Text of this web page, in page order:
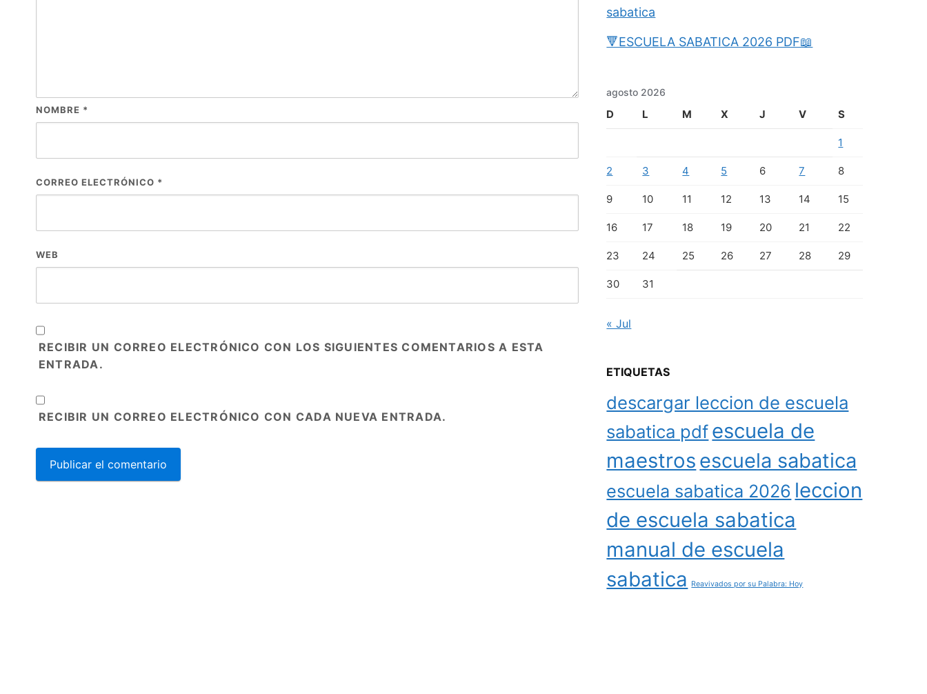
NOMBRE *
CORREO ELECTRÓNICO *
WEB
RECIBIR UN CORREO ELECTRÓNICO CON LOS SIGUIENTES COMENTARIOS A ESTA
ENTRADA.
RECIBIR UN CORREO ELECTRÓNICO CON CADA NUEVA ENTRADA.
sabatica
🔻ESCUELA SABATICA 2026 PDF📖
agosto 2026
D L M X J V S
1
2 3 4 5 6 7 8
9 10 11 12 13 14 15
16 17 18 19 20 21 22
23 24 25 26 27 28 29
30 31
« Jul
ETIQUETAS
descargar leccion de escuela
sabatica pdfescuela de
maestros escuela sabatica
escuela sabatica 2026 leccion
de escuela sabatica
manual de escuela
sabatica
Reavivados por su Palabra: Hoy